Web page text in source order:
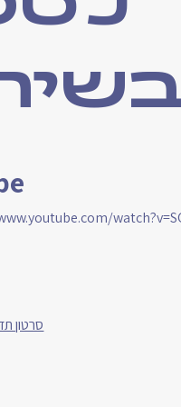
סרטון